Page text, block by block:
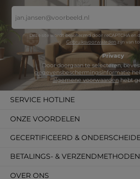
mailadres
*
Deze site wordt beschermd door reCAPTCHA en
Gebruiksvoorwaarden zijn van
Privacy
gegevensbeschermingsinformatie
algemene voorwaardenhebt
SERVICE HOTLINE
BETALINGS- & VERZENDMETHODEN
OVER ONS
GECERTIFICEERD &
ONZE VOORDELEN